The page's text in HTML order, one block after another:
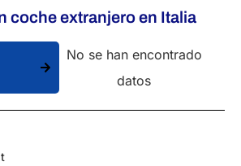
coche extranjero en Italia
No se han encontrado
datos